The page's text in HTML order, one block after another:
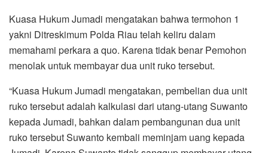
Kuasa Hukum Jumadi mengatakan bahwa termohon 1
yakni Ditreskimum Polda Riau telah keliru dalam
memahami perkara a quo. Karena tidak benar Pemohon
menolak untuk membayar dua unit ruko tersebut.
“Kuasa Hukum Jumadi mengatakan, pembelian dua unit
ruko tersebut adalah kalkulasi dari utang-utang Suwanto
kepada Jumadi, bahkan dalam pembangunan dua unit
ruko tersebut Suwanto kembali meminjam uang kepada